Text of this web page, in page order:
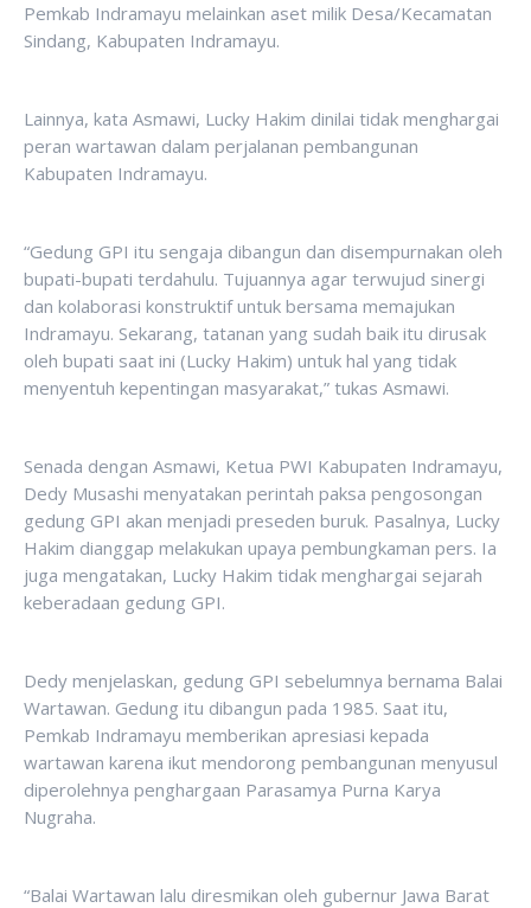
Pemkab Indramayu melainkan aset milik Desa/Kecamatan
Sindang, Kabupaten Indramayu.
Lainnya, kata Asmawi, Lucky Hakim dinilai tidak menghargai
peran wartawan dalam perjalanan pembangunan
Kabupaten Indramayu.
“Gedung GPI itu sengaja dibangun dan disempurnakan oleh
bupati-bupati terdahulu. Tujuannya agar terwujud sinergi
dan kolaborasi konstruktif untuk bersama memajukan
Indramayu. Sekarang, tatanan yang sudah baik itu dirusak
oleh bupati saat ini (Lucky Hakim) untuk hal yang tidak
menyentuh kepentingan masyarakat,” tukas Asmawi.
Senada dengan Asmawi, Ketua PWI Kabupaten Indramayu,
Dedy Musashi menyatakan perintah paksa pengosongan
gedung GPI akan menjadi preseden buruk. Pasalnya, Lucky
Hakim dianggap melakukan upaya pembungkaman pers. Ia
juga mengatakan, Lucky Hakim tidak menghargai sejarah
keberadaan gedung GPI.
Dedy menjelaskan, gedung GPI sebelumnya bernama Balai
Wartawan. Gedung itu dibangun pada 1985. Saat itu,
Pemkab Indramayu memberikan apresiasi kepada
wartawan karena ikut mendorong pembangunan menyusul
diperolehnya penghargaan Parasamya Purna Karya
Nugraha.
“Balai Wartawan lalu diresmikan oleh gubernur Jawa Barat